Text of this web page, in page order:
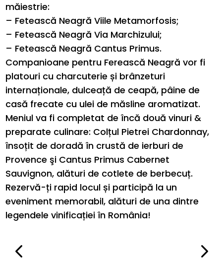
măiestrie:
– Fetească Neagră Viile Metamorfosis;
– Fetească Neagră Via Marchizului;
– Fetească Neagră Cantus Primus.
Companioane pentru Ferească Neagră vor fi
platouri cu charcuterie și brânzeturi
internaționale, dulceață de ceapă, pâine de
casă frecate cu ulei de măsline aromatizat.
Meniul va fi completat de încă două vinuri &
preparate culinare: Colțul Pietrei Chardonnay,
însoțit de doradă în crustă de ierburi de
Provence şi Cantus Primus Cabernet
Sauvignon, alături de cotlete de berbecuț.
Rezervă-ți rapid locul și participă la un
eveniment memorabil, alături de una dintre
legendele vinificației în România!